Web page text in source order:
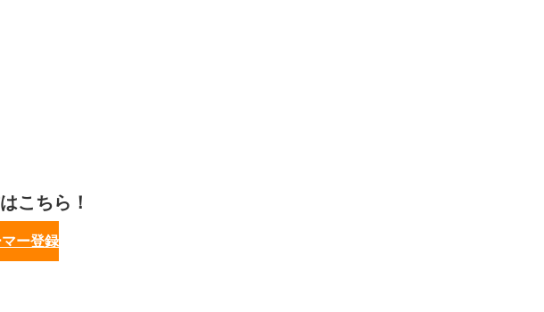
こちら！
ー登録